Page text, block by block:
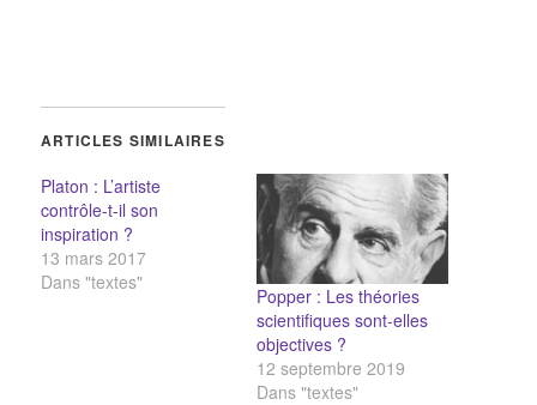
ARTICLES SIMILAIRES
Platon : L’artiste
contrôle-t-il son
inspiration ?
13 mars 2017
Dans "textes"
Popper : Les théories
scientifiques sont-elles
objectives ?
12 septembre 2019
Dans "textes"